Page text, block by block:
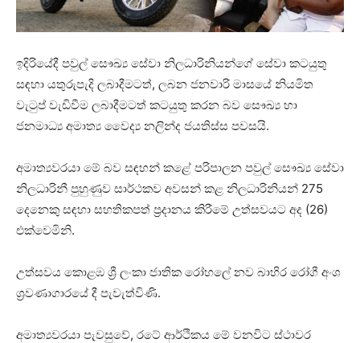
ඉදිරියේදී පවුල් සෞඛ්‍ය සේවා නිලධාරිනියන්ගේ සේවා කටයුතු
සඳහා යතුරුපැදි ලබාදීමටත්, ලබන ජනවාරි මාසයේ නියමිත
වැටුප් වැඩිවීම ලබාදීමටත් කටයුතු කරන බව සෞඛ්‍ය හා
ජනමාධ්‍ය අමාත්‍ය වෛද්‍ය නලින්ද ජයතිස්ස පවසයි.
අමාත්‍යවරයා මේ බව සඳහන් කළේ පරිපාලන පවුල් සෞඛ්‍ය සේවා
නිලධාරිනී පුහුණුව සාර්ථකව අවසන් කළ නිලධාරිනියන් 275
දෙනෙකු සඳහා සහතිකපත් ප්‍රදානය කිරීමේ උත්සවයට අද (26)
එක්වෙමිනි.
උත්සවය කොළඹ ශ්‍රී ලංකා ජාතික රෝහලේ නව බාහිර රෝගී අංශ
ශ්‍රවණාගාරයේ දී පැවැත්විණි.
අමාත්‍යවරයා පැවසුවේ, රටේ ආර්ථිකය මේ වනවිට ස්ථාවර